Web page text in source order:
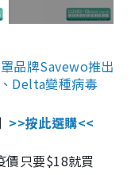
品牌Savewo推出
Delta變種病毒
>>按此選購<<
價只要$18就買